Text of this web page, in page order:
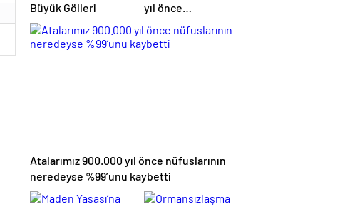
Büyük Gölleri
yıl önce
nüfuslarının
neredeyse %99’unu
Atalarımız 900.000 yıl önce nüfuslarının
neredeyse %99’unu kaybetti